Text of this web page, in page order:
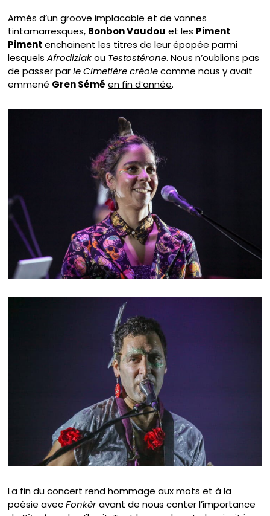
Armés d’un groove implacable et de vannes
tintamarresques, Bonbon Vaudou et les Piment
Piment enchainent les titres de leur épopée parmi
lesquelsAfrodiziakou Testostérone. Nous n’oublions pas
de passer parle Cimetière créolecomme nous y avait
emmené Gren Sémé en fin d’année.
La fin du concert rend hommage aux mots et à la
poésie avecFonkèravant de nous conter l’importance